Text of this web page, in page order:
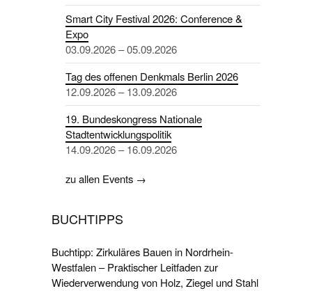
Smart City Festival 2026: Conference &
Expo
03.09.2026 – 05.09.2026
Tag des offenen Denkmals Berlin 2026
12.09.2026 – 13.09.2026
19. Bundeskongress Nationale
Stadtentwicklungspolitik
14.09.2026 – 16.09.2026
zu allen Events →
BUCHTIPPS
Buchtipp: Zirkuläres Bauen in Nordrhein-
Westfalen – Praktischer Leitfaden zur
Wiederverwendung von Holz, Ziegel und Stahl